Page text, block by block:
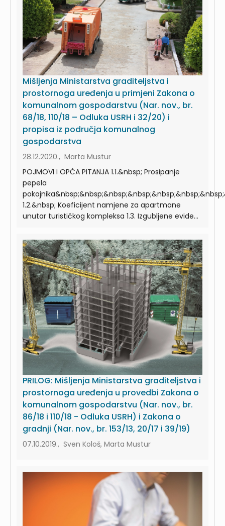
Mišljenja Ministarstva graditeljstva i
prostornoga uređenja u primjeni Zakona o
komunalnom gospodarstvu (Nar. nov., br.
68/18, 110/18 – Odluka USRH i 32/20) i
propisa iz područja komunalnog
gospodarstva
28.12.2020., Marta Mustur
POJMOVI I OPĆA PITANJA 1.1.&nbsp; Prosipanje
pepela
1.2.&nbsp; Koeficijent namjene za apartmane
unutar turističkog kompleksa 1.3. Izgubljene evide...
PRILOG: Mišljenja Ministarstva graditeljstva i
prostornoga uređenja u provedbi Zakona o
komunalnom gospodarstvu (Nar. nov., br.
86/18 i 110/18 - Odluka USRH) i Zakona o
gradnji (Nar. nov., br. 153/13, 20/17 i 39/19)
07.10.2019., Sven Kološ, Marta Mustur